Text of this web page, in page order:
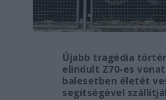
Újabb tragédia
elindult Z70-es
balesetben életét
segítségével